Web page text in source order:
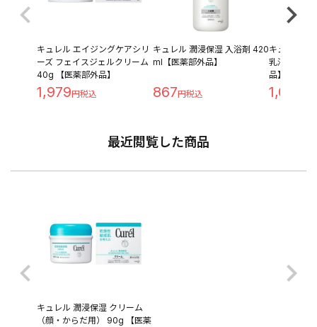
キュレル エイジングケアシリ
ーズ フェイスジェルクリーム
40g 【医薬部外品】
1,979
キュレル 潤浸保湿 入浴剤 420
ml【医薬部外品】
867
キュレル 潤
乳液タイプ
品】
1,096
最近閲覧した商品
キュレル 潤浸保湿 クリーム
（顔・からだ用） 90g 【医薬